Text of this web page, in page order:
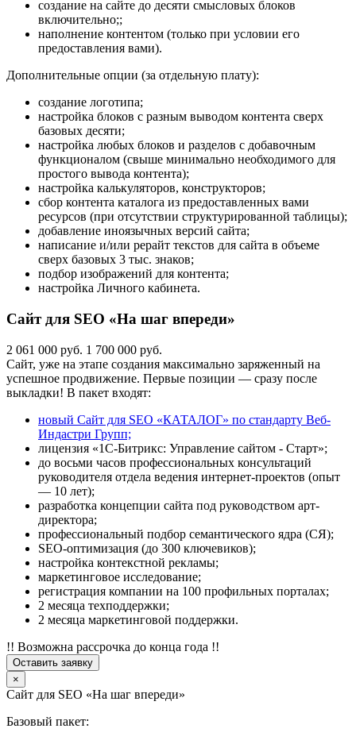
создание на сайте до десяти смысловых блоков
включительно;;
наполнение контентом (только при условии его
предоставления вами).
Дополнительные опции (за отдельную плату):
создание логотипа;
настройка блоков с разным выводом контента сверх
базовых десяти;
настройка любых блоков и разделов с добавочным
функционалом (свыше минимально необходимого для
простого вывода контента);
настройка калькуляторов, конструкторов;
сбор контента каталога из предоставленных вами
ресурсов (при отсутствии структурированной таблицы);
добавление иноязычных версий сайта;
написание и/или рерайт текстов для сайта в объеме
сверх базовых 3 тыс. знаков;
подбор изображений для контента;
настройка Личного кабинета.
Сайт для SEO «На шаг впереди»
2 061 000 руб. 1 700 000 руб.
Сайт, уже на этапе создания максимально заряженный на
успешное продвижение. Первые позиции — сразу после
выкладки! В пакет входят:
новый Сайт для SEO «КАТАЛОГ» по стандарту Веб-
Индастри Групп;
лицензия «1С-Битрикс: Управление сайтом - Старт»;
до восьми часов профессиональных консультаций
руководителя отдела ведения интернет-проектов (опыт
— 10 лет);
разработка концепции сайта под руководством арт-
директора;
профессиональный подбор семантического ядра (СЯ);
SEO-оптимизация (до 300 ключевиков);
настройка контекстной рекламы;
маркетинговое исследование;
регистрация компании на 100 профильных порталах;
2 месяца техподдержки;
2 месяца маркетинговой поддержки.
!! Возможна рассрочка до конца года !!
Оставить заявку
×
Сайт для SEO «На шаг впереди»
Базовый пакет: